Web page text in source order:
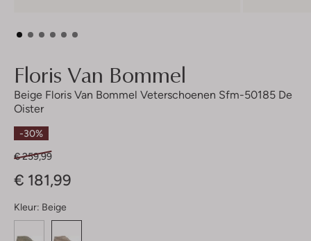
Floris Van Bommel
Beige Floris Van Bommel Veterschoenen Sfm-50185 De
Oister
-30%
€ 259,99
€ 181,99
Kleur: Beige